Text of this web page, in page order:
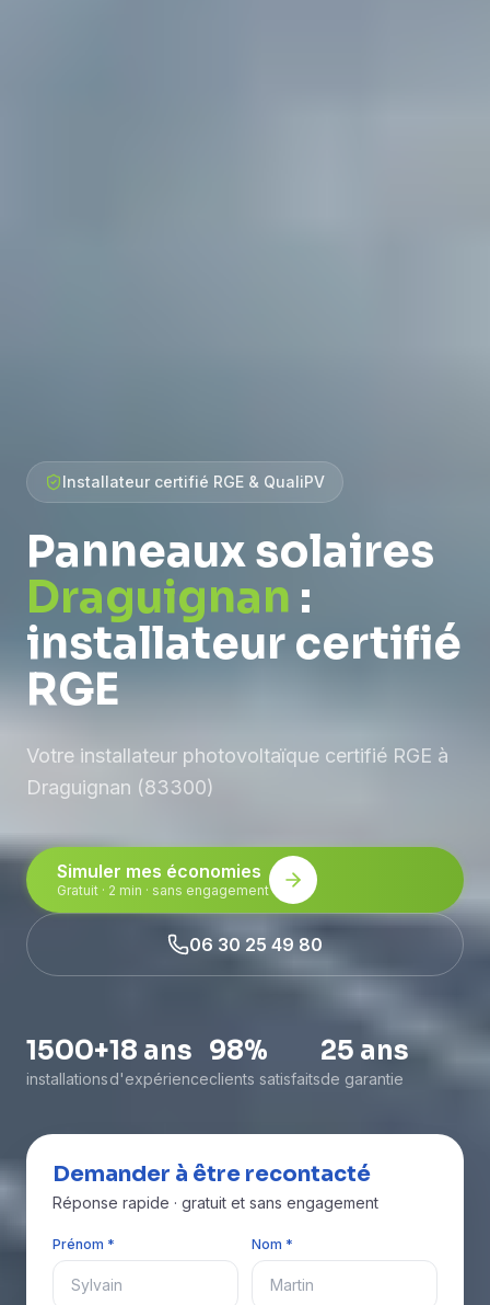
Installateur certifié RGE & QualiPV
Panneaux solaires
Draguignan :
installateur certifié
RGE
Votre installateur photovoltaïque certifié RGE à
Draguignan (83300)
Simuler mes économies
Gratuit · 2 min · sans engagement
06 30 25 49 80
1500+
installations
18 ans
d'expérience
98%
clients satisfaits
25 ans
de garantie
Demander à être recontacté
Réponse rapide · gratuit et sans engagement
Prénom * Nom *